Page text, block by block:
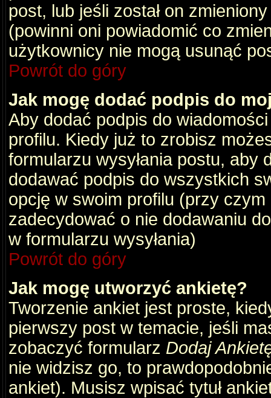
post, lub jeśli został on
(powinni oni powiadomić co
użytkownicy nie mogą usunąć
Powrót do góry
Jak mogę dodać podpis do
Aby dodać podpis do
profilu. Kiedy już to zrobisz
formularzu wysyłania postu,
dodawać podpis do wszystkich
opcję w swoim profilu (przy
zadecydować o nie dodawaniu
w formularzu wysyłania)
Powrót do góry
Jak mogę utworzyć ankietę?
Tworzenie ankiet jest proste,
pierwszy post w temacie, jeśli
zobaczyć formularz Dodaj
nie widzisz go, to
ankiet). Musisz wpisać tytuł